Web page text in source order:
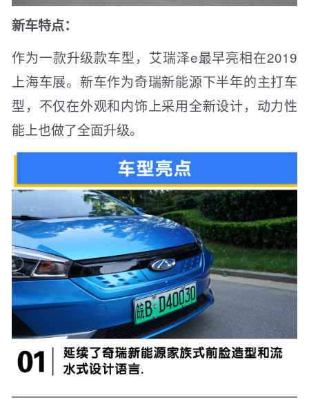
新车特点：
作为一款升级款车型，艾瑞泽e最早亮相在2019
上海车展。新车作为奇瑞新能源下半年的主打车
型，不仅在外观和内饰上采用全新设计，动力性
能上也做了全面升级。